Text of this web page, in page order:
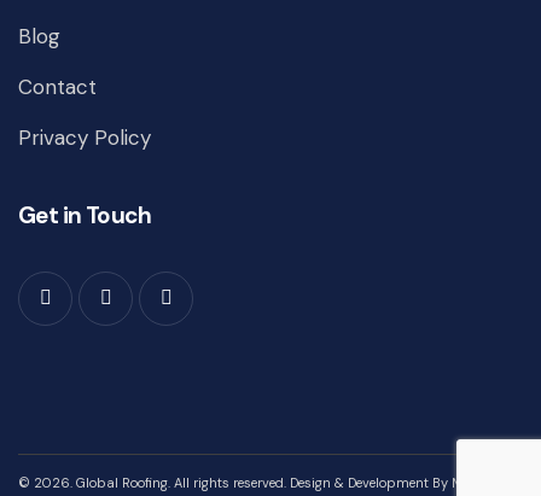
Blog
Contact
Privacy Policy
Get in Touch
© 2026. Global Roofing. All rights reserved. Design & Development By MIEZ PVT